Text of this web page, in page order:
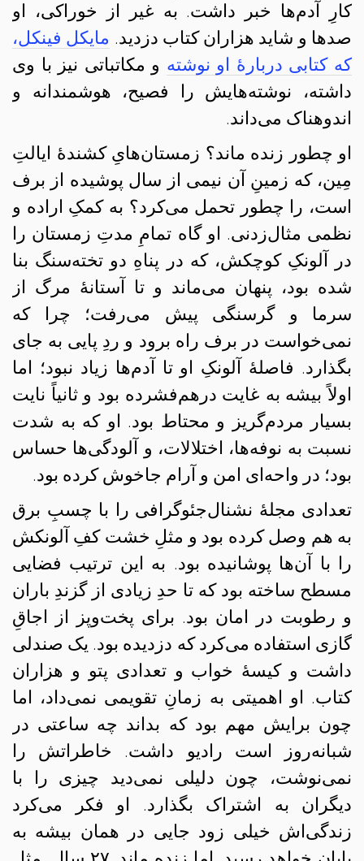
کارِ آدم‌ها خبر داشت. به غیر از خوراکی، او
صدها و شاید هزاران کتاب دزدید. مایکل فینکل،
که کتابی دربارهٔ او نوشته و مکاتباتی نیز با وی
داشته، نوشته‌هایش را فصیح، هوشمندانه و
اندوهناک می‌داند.
او چطور زنده ماند؟ زمستان‌هایِ کشندهٔ ایالتِ
مِین، که زمینِ آن نیمی از سال پوشیده از برف
است، را چطور تحمل می‌کرد؟ به کمکِ اراده‌ و
نظمی مثال‌زدنی. او گاه تمامِ مدتِ زمستان را
در آلونکِ کوچکش، که در پناهِ دو تخته‌سنگ بنا
شده بود، پنهان می‌ماند و تا آستانهٔ مرگ از
سرما و گرسنگی پیش می‌رفت؛ چرا که
نمی‌خواست در برف راه برود و ردِ پایی به جای
بگذارد. فاصلهٔ آلونکِ او تا آدم‌ها زیاد نبود؛ اما
اولاً بیشه به غایت درهم‌فشرده بود و ثانياً نایت
بسیار مردم‌گریز و محتاط بود. او که به شدت
نسبت به نوفه‌ها، اختلالات، و آلودگی‌ها حساس
بود؛ در واحه‌ای امن و آرام جاخوش کرده بود.
تعدادی مجلهٔ نشنال‌جئوگرافی را با چسبِ برق
به هم وصل کرده بود و مثلِ خشت کفِ آلونکش
را با آن‌ها پوشانیده بود. به این ترتیب فضایی
مسطح ساخته بود که تا حدِ زیادی از گزندِ باران
و رطوبت در امان بود. برای پخت‌وپز از اجاقِ
گازی استفاده می‌کرد که دزدیده بود. یک صندلی
داشت و کیسهٔ خواب و تعدادی پتو و هزاران
کتاب. او اهمیتی به زمانِ تقویمی نمی‌داد، اما
چون برایش مهم بود که بداند چه ساعتی در
شبانه‌روز است رادیو داشت. خاطراتش را
نمی‌نوشت، چون دلیلی نمی‌دید چیزی را با
دیگران به اشتراک بگذارد. او فکر می‌کرد
زندگی‌اش خیلی زود جایی در همان بیشه به